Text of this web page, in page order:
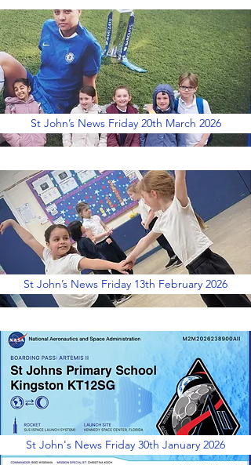
St John’s News Friday 20th March 2026
St John’s News Friday 13th February 2026
St John's News Friday 30th January 2026